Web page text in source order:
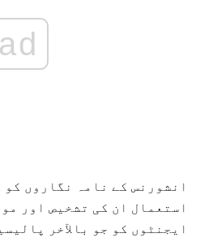
ad
انشورنس کے نامہ نگاروں
استعمال ان کی تشخیص اور
ایجنٹوں کو جو بالآخر